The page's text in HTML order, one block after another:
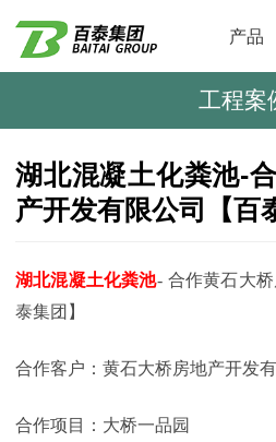
产品
工程案
湖北混凝土化粪池-
产开发有限公司【百
湖北混凝土化粪池- 合作黄石大
泰集团】
合作客户： 黄石大桥房地产开发
合作项目： 大桥一品园